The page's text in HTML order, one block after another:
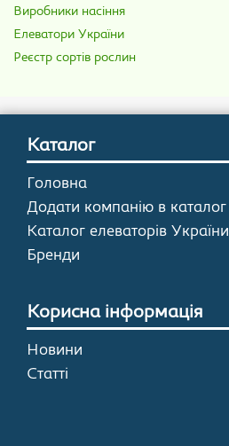
Виробники насіння
Елеватори України
Реєстр сортів рослин
Каталог
Головна
Додати компанію в каталог
Каталог елеваторів України
Бренди
Корисна інформація
Новини
Статті